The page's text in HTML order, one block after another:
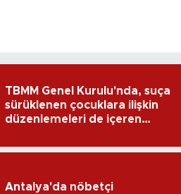
TBMM Genel Kurulu'nda, suça
sürüklenen çocuklara ilişkin
düzenlemeleri de içeren
edildi
Antalya'da nöbetçi